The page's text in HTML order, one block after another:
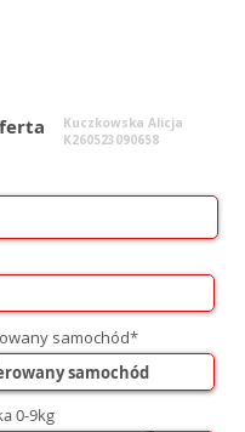
Kuczkowska Alicja
K260523090658
samochód*
0-9kg